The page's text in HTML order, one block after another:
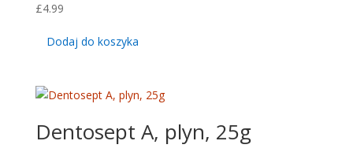
£4.99
Dodaj do koszyka
Dentosept A, plyn, 25g